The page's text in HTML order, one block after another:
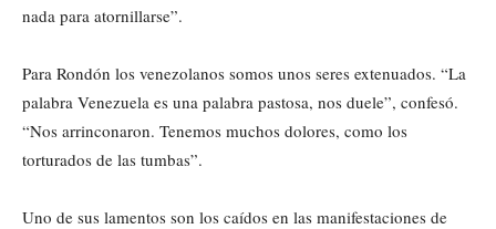
nada para atornillarse”.
Para Rondón los venezolanos somos unos seres extenuados. “La
palabra Venezuela es una palabra pastosa, nos duele”, confesó.
“Nos arrinconaron. Tenemos muchos dolores, como los
torturados de las tumbas”.
Uno de sus lamentos son los caídos en las manifestaciones de